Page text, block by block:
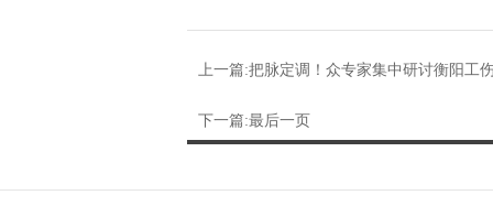
上一篇:把脉定调！众专家集中研讨衡阳工
下一篇:最后一页